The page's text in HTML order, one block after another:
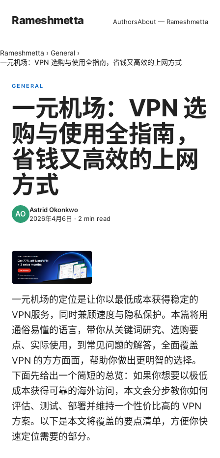
Rameshmetta AuthorsAbout — Rameshmetta
Rameshmetta › General ›
一元机场：VPN 选购与使用全指南，省钱又高效的上网方式
GENERAL
一元机场：VPN 选
购与使用全指南，
省钱又高效的上网
方式
Astrid Okonkwo
2026年4月6日 · 2 min read
一元机场的定位是让你以最低成本获得稳定的
VPN服务，同时兼顾速度与隐私保护。本篇将用
通俗易懂的语言，带你从关键词研究、选购要
点、实际使用，到常见问题的解答，全面覆盖
VPN 的方方面面，帮助你做出更明智的选择。
下面先给出一个简短的总览：如果你想要以极低
成本获得可靠的海外访问，本文会分步教你如何
评估、测试、部署并维持一个性价比高的 VPN
方案。以下是本文将覆盖的要点清单，方便你快
速定位需要的部分。